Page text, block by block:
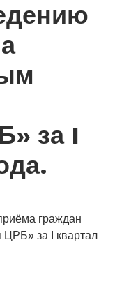
за I
граждан
за I квартал